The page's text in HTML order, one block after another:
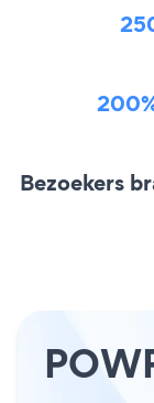
Bezoekers